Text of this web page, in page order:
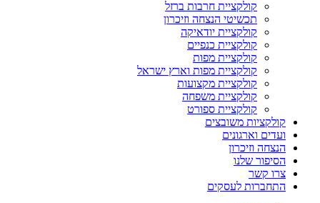
קולקציית חרבות ברזל
תכשיטי הנצחה וזיכרון
קולקציית יודאיקה
קולקציית כנפיים
קולקציית מפות
קולקציית מפות וארץ ישראל
קולקציית מקצועות
קולקציית משפחה
קולקציית ספורט
קולקציות משובצים
ועדים וארגונים
הנצחה וזיכרון
הסיפור שלנו
צרו קשר
התחברות לעסקים